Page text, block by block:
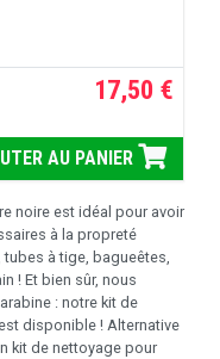
17,50 €
AU PANIER
noire est idéal pour avoir
à la propreté
à tige, bagueêtes,
! Et bien sûr, nous
: notre kit de
disponible ! Alternative
kit de nettoyage pour